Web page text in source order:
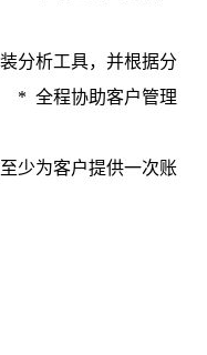
并根据分
全程协助客户管理
供一次账